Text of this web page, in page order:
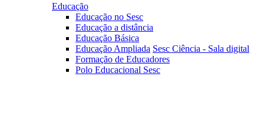
Educação
Educação no Sesc
Educação a distância
Educação Básica
Educação Ampliada Sesc Ciência - Sala digital
Formação de Educadores
Polo Educacional Sesc